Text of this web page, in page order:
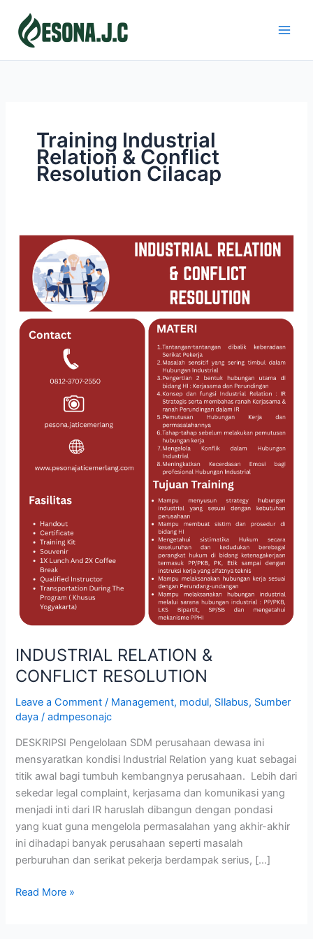
content
Training Industrial
Relation & Conflict
Resolution Cilacap
INDUSTRIAL RELATION &
CONFLICT RESOLUTION
Leave a Comment / Management, modul, SIlabus, Sumber
daya /admpesonajc
DESKRIPSI Pengelolaan SDM perusahaan dewasa ini
mensyaratkan kondisi Industrial Relation yang kuat sebagai
titik awal bagi tumbuh kembangnya perusahaan. Lebih dari
sekedar legal complaint, kerjasama dan komunikasi yang
menjadi inti dari IR haruslah dibangun dengan pondasi
yang kuat guna mengelola permasalahan yang akhir-akhir
ini dihadapi banyak perusahaan seperti masalah
perburuhan dan serikat pekerja berdampak serius, […]
INDUSTRIAL
RELATION
CONFLICT
RESOLUTION
Read More »